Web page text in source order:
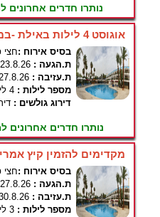
נותרו חדרים אחרונים
אוגוסט 4 לילות באילת -במחיר מוזל
בסיס אירוח :חצי
ת.הגעה : 23.8.26, יום ראשון
ת.עזיבה : 27.8.26, יום חמישי
מספר לילות : 4 לילות
דירוג גולשים :
נותרו חדרים אחרונים
מקדימים להזמין קיץ
בסיס אירוח :חצי
ת.הגעה : 27.8.26, יום חמישי
ת.עזיבה : 30.8.26, יום ראשון
מספר לילות : 3 לילות